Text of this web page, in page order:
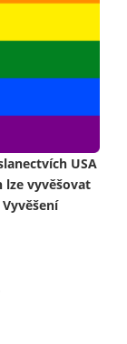
USA
lze vyvěšovat